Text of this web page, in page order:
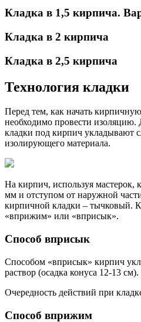
Кладка в 1,5 кирпича.
Кладка в 2 кирпича
Кладка в 2,5 кирпича
Технология кладки
Перед тем, как начать
необходимо провести изоляцию.
кладки под кирпич укладывают
изолирующего материала.
На кирпич, используя мастерок,
мм и отступом от наружной
кирпичной кладки – тычковый.
«вприжим» или «вприсык».
Способ вприсык
Способом «вприсык» кирпич
раствор (осадка конуса 12-13 см).
Очередность действий при
Способ вприжим